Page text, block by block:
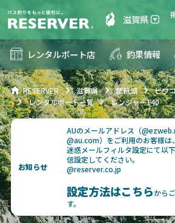
滋賀県
レンタルボート店 釣果情報
RESERVER 滋賀県 琵琶湖
ビワ
レンタルボート一覧
レンジャー140
お知らせ
AUのメールアドレス（
@au.com）をご利用のお客様は、
迷惑メールフィルタ設定にて以
信設定してください。
@reserver.co.jp
設定方法はこちらから
す。